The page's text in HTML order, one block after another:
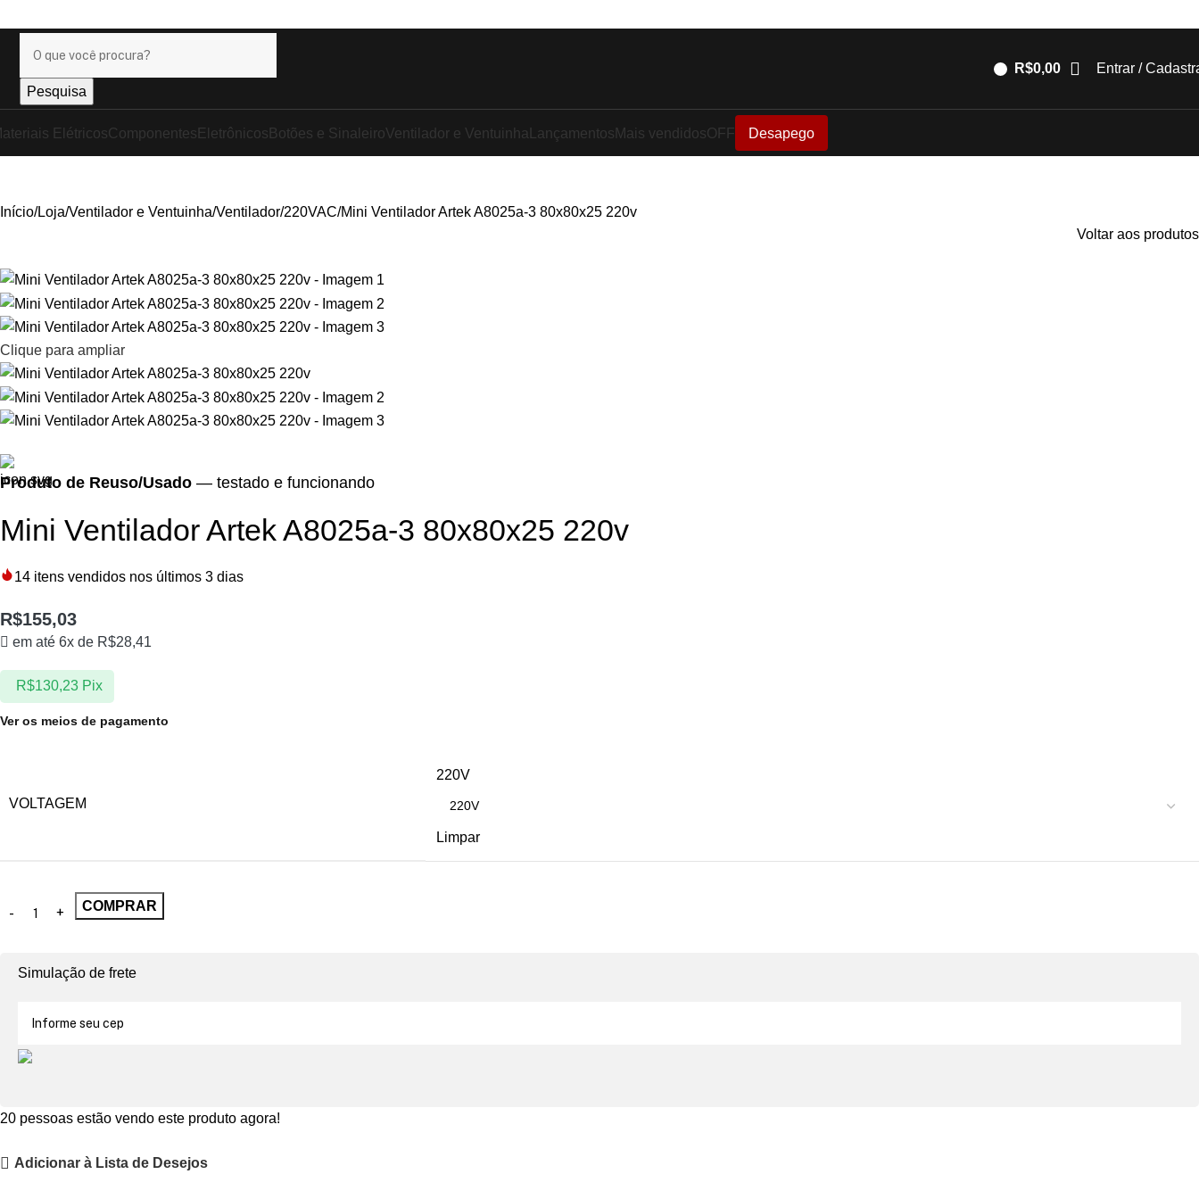
Pesquisa
R$0,00 Entrar /
ElétricosComponentes Eletrônicos Botões e SinaleiroVentilador e Ventuinha Lançamentos Mais vendidosOFF Desapego
Início Loja Ventilador e Ventuinha Ventilador 220VAC Mini Ventilador Artek A8025a-3 80x80x25 220v
Voltar aos produtos
Clique para ampliar
Produto de Reuso/Usado — testado e funcionando
Mini Ventilador Artek A8025a-3 80x80x25 220v
14 itens vendidos nos últimos 3 dias
R$155,03
em até 6x de R$28,41
R$130,23 Pix
Ver os meios de pagamento
VOLTAGEM
220V
Limpar
COMPRAR
Simulação de frete
20 pessoas estão vendo este produto agora!
Adicionar à Lista de Desejos